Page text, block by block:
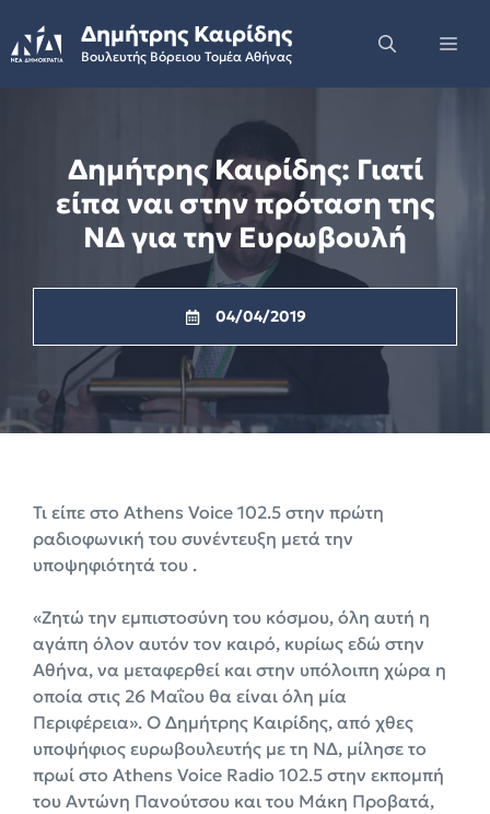
to
content
Δημήτρης Καιρίδης
Βουλευτής Βόρειου Τομέα Αθήνας
Δημήτρης Καιρίδης: Γιατί
είπα ναι στην πρόταση της
ΝΔ για την Ευρωβουλή
04/04/2019
Τι είπε στο Athens Voice 102.5 στην πρώτη
ραδιοφωνική του συνέντευξη μετά την
υποψηφιότητά του .
«Ζητώ την εμπιστοσύνη του κόσμου, όλη αυτή η
αγάπη όλον αυτόν τον καιρό, κυρίως εδώ στην
Αθήνα, να μεταφερθεί και στην υπόλοιπη χώρα η
οποία στις 26 Μαΐου θα είναι όλη μία
Περιφέρεια». O Δημήτρης Καιρίδης, από χθες
υποψήφιος ευρωβουλευτής με τη ΝΔ, μίλησε το
πρωί στο Athens Voice Radio 102.5 στην εκπομπή
του Αντώνη Πανούτσου και του Μάκη Προβατά,